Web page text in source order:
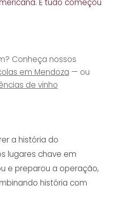
Conheça nossos
em Mendoza — ou
de vinho
a história do
lugares chave em
e preparou a operação,
história com